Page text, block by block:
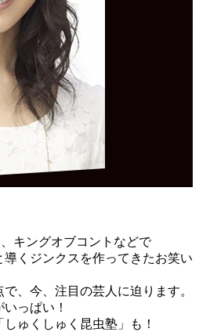
キングオブコントなどで
くジンクスを作ってきたお笑い
、今、注目の芸人に迫ります。
っぱい！
ゅくしゅく昆虫塾」も！